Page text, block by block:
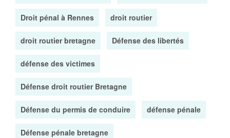
Droit pénal à Rennes droit routier
droit routier bretagne Défense des libertés
défense des victimes
Défense droit routier Bretagne
Défense du permis de conduire défense pénale
Défense pénale bretagne